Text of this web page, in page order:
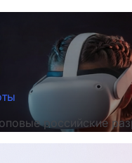
российские